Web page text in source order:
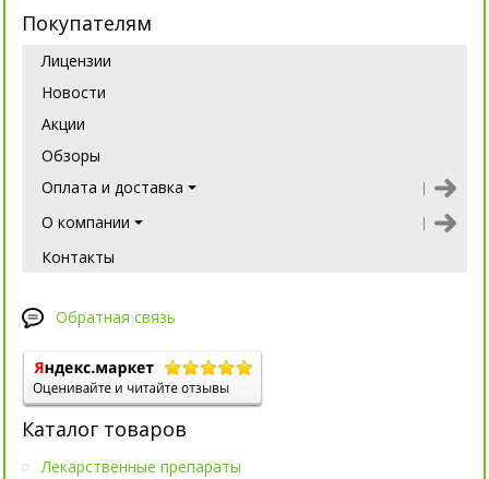
Покупателям
Лицензии
Новости
Акции
Обзоры
Оплата и доставка
О компании
Контакты
Обратная связь
Каталог товаров
Лекарственные препараты